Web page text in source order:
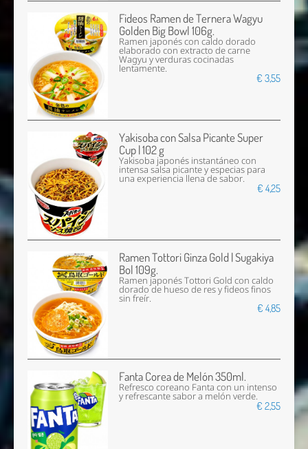
Fideos Ramen de Ternera Wagyu
Golden Big Bowl 106g.
Ramen japonés con caldo dorado
elaborado con extracto de carne
Wagyu y verduras cocinadas
lentamente.
€ 3,55
Yakisoba con Salsa Picante Super
Cup | 102 g
Yakisoba japonés instantáneo con
intensa salsa picante y especias para
una experiencia llena de sabor.
€ 4,25
Ramen Tottori Ginza Gold | Sugakiya
Bol 109g.
Ramen japonés Tottori Gold con caldo
dorado de hueso de res y fideos finos
sin freír.
€ 4,85
Fanta Corea de Melón 350ml.
Refresco coreano Fanta con un intenso
y refrescante sabor a melón verde.
€ 2,55